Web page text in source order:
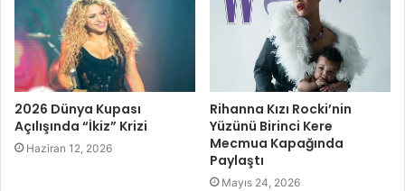
2026 Dünya Kupası
Açılışında “İkiz” Krizi
Haziran 12, 2026
Rihanna Kızı Rocki’nin
Yüzünü Birinci Kere
Mecmua Kapağında
Paylaştı
Mayıs 24, 2026